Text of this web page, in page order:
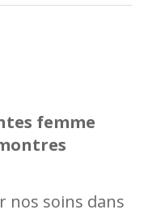
femme
nos soins dans